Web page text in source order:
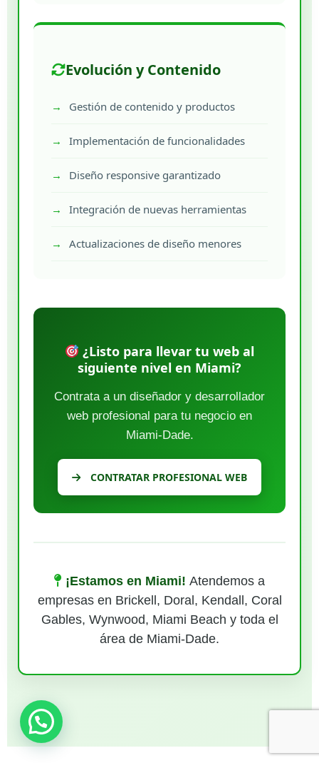
Evolución y Contenido
Gestión de contenido y productos
Implementación de funcionalidades
Diseño responsive garantizado
Integración de nuevas herramientas
Actualizaciones de diseño menores
¿Listo para llevar tu web al
siguiente nivel en Miami?
Contrata a un diseñador y desarrollador
web profesional para tu negocio en
Miami-Dade.
CONTRATAR PROFESIONAL WEB
¡Estamos en Miami! Atendemos a
empresas en Brickell, Doral, Kendall, Coral
Gables, Wynwood, Miami Beach y toda el
área de Miami-Dade.